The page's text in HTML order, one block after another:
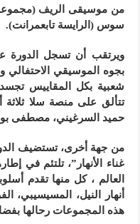
من موسيقى الريف
سوس (الرايسة تابعمرانت).
ويرتقب أن تسجل الدورة
بجوه الموسيقي
شعبية بكل المقاييس تجسد
تتألق على منصة سلا
حميد السرغيني، مصطفى
غناء الأنهار”، تلتئم في
العالم ، كل منها تقدم
أنهار النيل، المسيسيبي،
هذه المجموعات رحالها